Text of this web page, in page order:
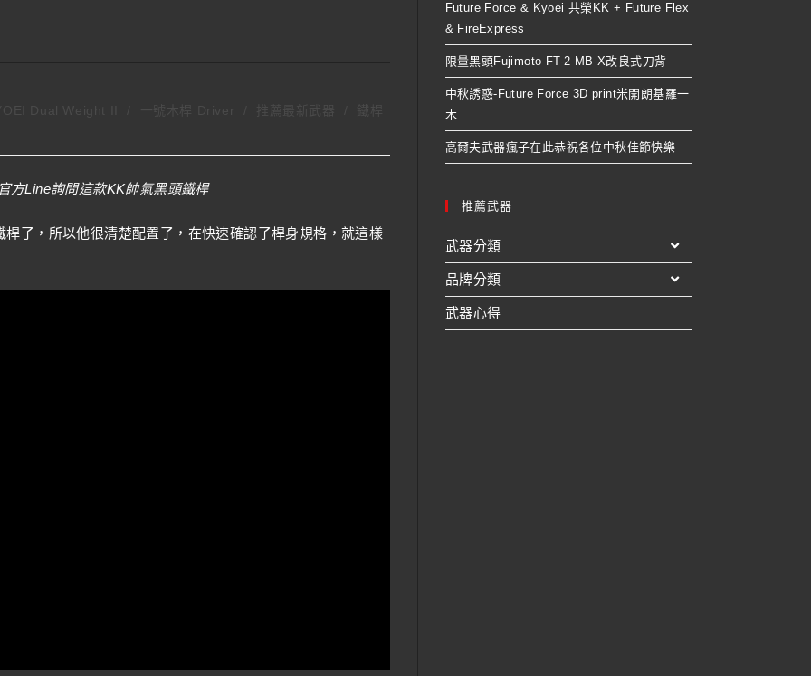
Dual Weight II 鐵桿
方Line詢問這款KK帥氣黑頭鐵桿
了，所以他很清楚配置了，在快速確認了桿身規格，就這樣
Future Force & Kyoei 共榮KK + Future Flex
& FireExpress
限量黑頭Fujimoto FT-2 MB-X改良式刀背
中秋誘惑-Future Force 3D print米開朗基羅一
木
高爾夫武器瘋子在此恭祝各位中秋佳節快樂
推薦武器
武器分類
品牌分類
武器心得